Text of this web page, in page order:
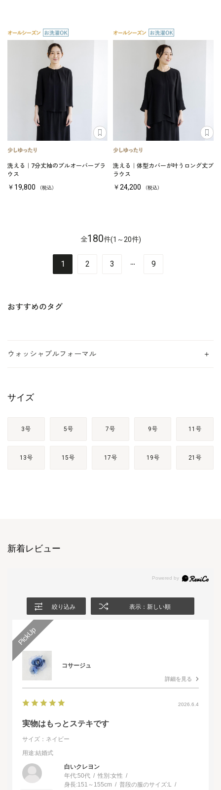
洗える｜7分丈袖のプルオーバーブラ
ウス
￥19,800 （税込）
洗える｜体型カバーが叶うロング丈ブ
ラウス
￥24,200 （税込）
全180件(1～20件)
1 2 3 9
おすすめのタグ
ウォッシャブルフォーマル
サイズ
3号 5号 7号 9号 11号
13号 15号 17号 19号 21号
新着レビュー
絞り込み 表示：新しい順
コサージュ
詳細を見る
2026.6.4
実物はもっとステキです
サイズ：ネイビー
用途:結婚式
白いクレヨン
年代:50代 性別:女性
身長:151～155cm 普段の服のサイズ:L